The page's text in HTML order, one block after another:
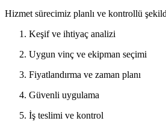
Hizmet sürecimiz planlı ve kontrollü
Keşif ve ihtiyaç analizi
Uygun vinç ve ekipman seçimi
Fiyatlandırma ve zaman planı
Güvenli uygulama
İş teslimi ve kontrol